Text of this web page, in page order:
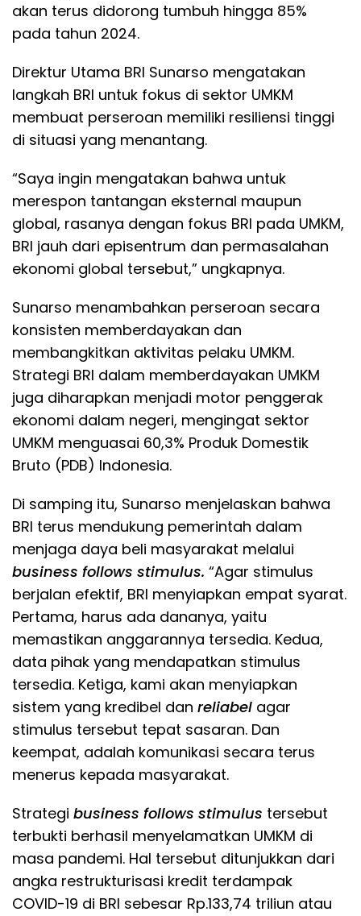
akan terus didorong tumbuh hingga 85%
pada tahun 2024.
Direktur Utama BRI Sunarso mengatakan
langkah BRI untuk fokus di sektor UMKM
membuat perseroan memiliki resiliensi tinggi
di situasi yang menantang.
“Saya ingin mengatakan bahwa untuk
merespon tantangan eksternal maupun
global, rasanya dengan fokus BRI pada UMKM,
BRI jauh dari episentrum dan permasalahan
ekonomi global tersebut,” ungkapnya.
Sunarso menambahkan perseroan secara
konsisten memberdayakan dan
membangkitkan aktivitas pelaku UMKM.
Strategi BRI dalam memberdayakan UMKM
juga diharapkan menjadi motor penggerak
ekonomi dalam negeri, mengingat sektor
UMKM menguasai 60,3% Produk Domestik
Bruto (PDB) Indonesia.
Di samping itu, Sunarso menjelaskan bahwa
BRI terus mendukung pemerintah dalam
menjaga daya beli masyarakat melalui
business follows stimulus. “Agar stimulus
berjalan efektif, BRI menyiapkan empat syarat.
Pertama, harus ada dananya, yaitu
memastikan anggarannya tersedia. Kedua,
data pihak yang mendapatkan stimulus
tersedia. Ketiga, kami akan menyiapkan
sistem yang kredibel dan reliabel agar
stimulus tersebut tepat sasaran. Dan
keempat, adalah komunikasi secara terus
menerus kepada masyarakat.
Strategi business follows stimulus tersebut
terbukti berhasil menyelamatkan UMKM di
masa pandemi. Hal tersebut ditunjukkan dari
angka restrukturisasi kredit terdampak
COVID-19 di BRI sebesar Rp.133,74 triliun atau